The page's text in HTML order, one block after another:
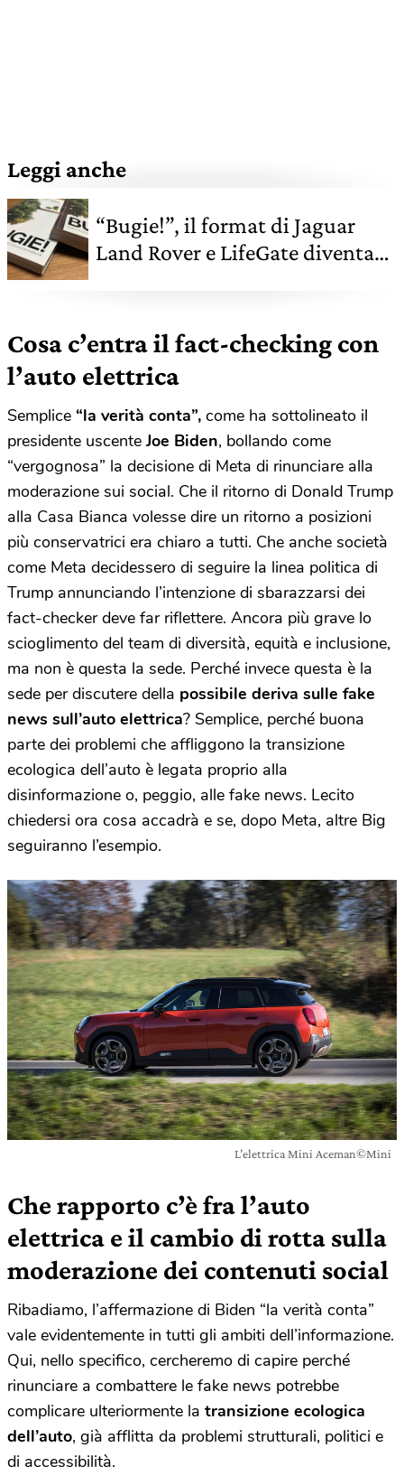
Leggi anche
“Bugie!”, il format di Jaguar
Land Rover e LifeGate diventa
Cosa c’entra il fact-checking con
l’auto elettrica
Semplice “la verità conta”, come ha sottolineato il
presidente uscenteJoe Biden, bollando come
“vergognosa” la decisione di Meta di rinunciare alla
moderazione sui social. Che il ritorno di Donald Trump
alla Casa Bianca volesse dire un ritorno a posizioni
più conservatrici era chiaro a tutti. Che anche società
come Meta decidessero di seguire la linea politica di
Trump annunciando l’intenzione di sbarazzarsi dei
fact-checker deve far riflettere. Ancora più grave lo
scioglimento del team di diversità, equità e inclusione,
ma non è questa la sede. Perché invece questa è la
sede per discutere della possibile deriva sulle fake
news sull’auto elettrica? Semplice, perché buona
parte dei problemi che affliggono la transizione
ecologica dell’auto è legata proprio alla
disinformazione o, peggio, alle fake news. Lecito
chiedersi ora cosa accadrà e se, dopo Meta, altre Big
seguiranno l’esempio.
L’elettrica Mini Aceman©Mini
Che rapporto c’è fra l’auto
elettrica e il cambio di rotta sulla
moderazione dei contenuti social
Ribadiamo, l’affermazione di Biden “la verità conta”
vale evidentemente in tutti gli ambiti dell’informazione.
Qui, nello specifico, cercheremo di capire perché
rinunciare a combattere le fake news potrebbe
complicare ulteriormente la transizione ecologica
dell’auto, già afflitta da problemi strutturali, politici e
di accessibilità.